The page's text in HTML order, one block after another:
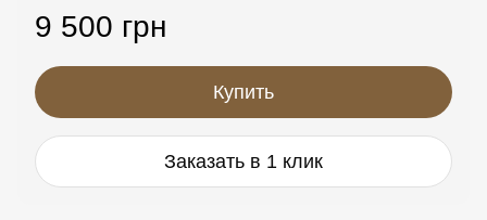
9 500 грн
Купить
Заказать в 1 клик